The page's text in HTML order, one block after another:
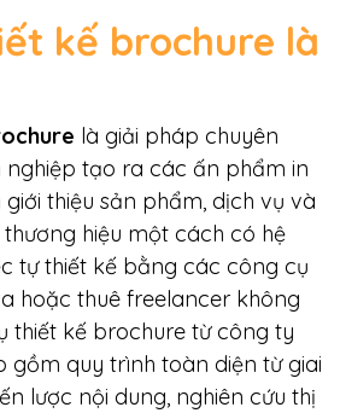
kế brochure là
là giải pháp chuyên
nghiệp tạo ra các ấn phẩm in
thiệu sản phẩm, dịch vụ và
hiệu một cách có hệ
tự thiết kế bằng các công cụ
hoặc thuê freelancer không
thiết kế brochure từ công ty
gồm quy trình toàn diện từ giai
lược nội dung, nghiên cứu thị